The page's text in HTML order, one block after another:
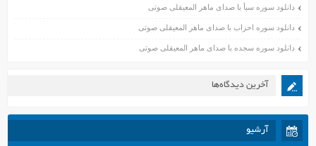
دانلود سوره سبأ با صدای ماهر المعیقلی صوتی
دانلود سوره احزاب با صدای ماهر المعیقلی صوتی
دانلود سوره سجده با صدای ماهر المعیقلی صوتی
آخرین دیدگاه‌ها
آرشیو